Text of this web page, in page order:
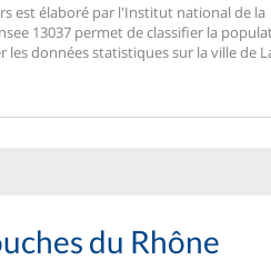
est élaboré par l'Institut national de la
13037 permet de classifier la
les données statistiques sur la ville de
du Rhône